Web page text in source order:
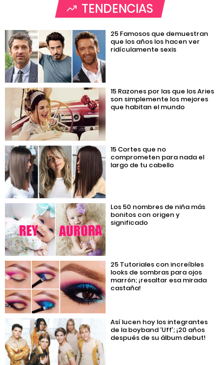
TENDENCIAS
25 Famosos que demuestran
que los años los hacen ver
ridículamente sexis
15 Razones por las que los Aries
son simplemente los mejores
que habitan el mundo
15 Cortes que no
comprometen para nada el
largo de tu cabello
Los 50 nombres de niña más
bonitos con origen y
significado
25 Tutoriales con increíbles
looks de sombras para ojos
marrón; ¡resaltar esa mirada
castaña!
Así lucen hoy los integrantes
de la boyband ‘Uff’; ¡20 años
después de su álbum debut!